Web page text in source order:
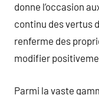
donne l’occasion
continu des vertus
renferme des
modifier
Parmi la vaste